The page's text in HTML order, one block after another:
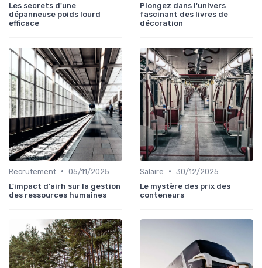
Les secrets d'une
dépanneuse poids lourd
efficace
Plongez dans l'univers
fascinant des livres de
décoration
Recrutement • 05/11/2025
L'impact d'airh sur la gestion
des ressources humaines
Salaire • 30/12/2025
Le mystère des prix des
conteneurs